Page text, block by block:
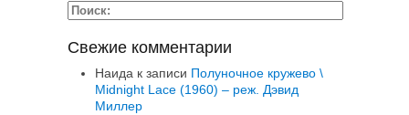
Свежие комментарии
Наида к записи Полуночное кружево \
Midnight Lace (1960) – реж. Дэвид
Миллер